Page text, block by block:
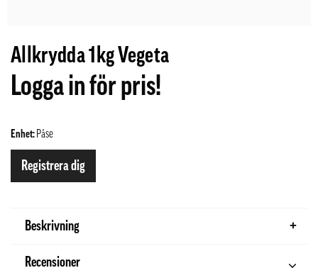
Allkrydda 1kg Vegeta
Logga in för pris!
Enhet: Påse
Registrera dig
Beskrivning
Recensioner